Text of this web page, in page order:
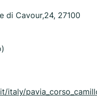
di Cavour,24, 27100